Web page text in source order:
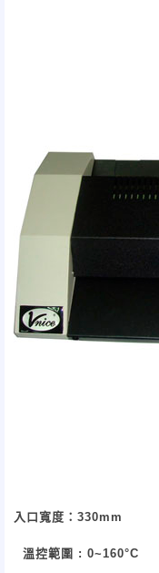
入口寬度： 330mm
溫控範圍 : 0~160°C